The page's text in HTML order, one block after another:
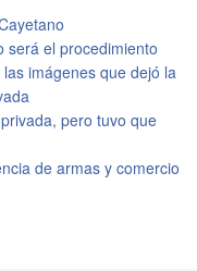
será el procedimiento
imágenes que dejó la
pero tuvo que
de armas y comercio